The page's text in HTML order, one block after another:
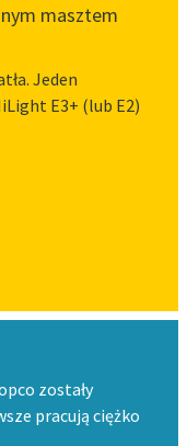
masztem
Jeden
E3+ (lub E2)
zostały
pracują ciężko